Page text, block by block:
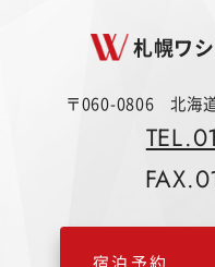
札幌ワ
〒060-0806 北海